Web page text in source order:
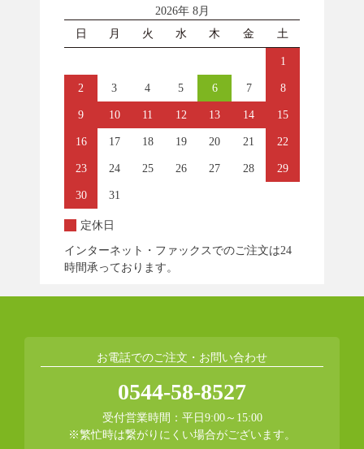
2026年 8月
日
月 火 水 木 金 土
1
2 3 4 5 6 7 8
9 10 11 12 13 14 15
16 17 18 19 20 21 22
23 24 25 26 27 28 29
30 31
定休日
インターネット・ファックスでのご注文は24
時間承っております。
お電話でのご注文・お問い合わせ
0544-58-8527
受付営業時間：平日9:00～15:00
※繁忙時は繋がりにくい場合がございます。